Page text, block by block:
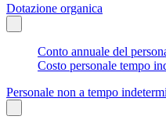
Dotazione organica
Conto annuale del
Costo personale tempo
Personale non a tempo